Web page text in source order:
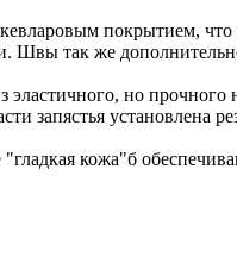
покрытием,
Швы так же
но прочного
запястья установлена
кожа"б